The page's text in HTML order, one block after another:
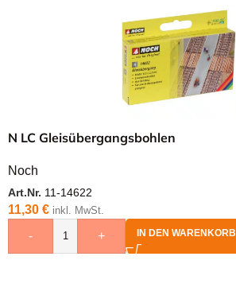
N LC Gleisübergangsbohlen
Noch
Art.Nr. 11-14622
11,30 € inkl. MwSt.
- + IN DEN WARENKORB